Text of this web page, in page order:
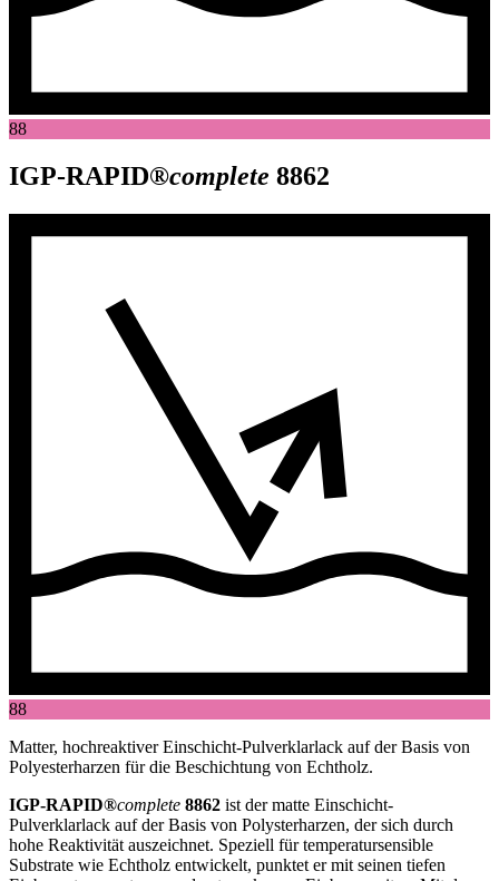
88
IGP-RAPID®complete 8862
88
Matter, hochreaktiver Einschicht-Pulverklarlack auf der Basis von
Polyesterharzen für die Beschichtung von Echtholz.
IGP-RAPID®complete 8862 ist der matte Einschicht-
Pulverklarlack auf der Basis von Polysterharzen, der sich durch
hohe Reaktivität auszeichnet. Speziell für temperatursensible
Substrate wie Echtholz entwickelt, punktet er mit seinen tiefen